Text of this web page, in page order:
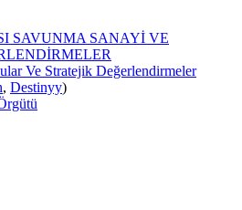
SAVUNMA SANAYİ VE
Ve Stratejik Değerlendirmeler
, Destinyy)